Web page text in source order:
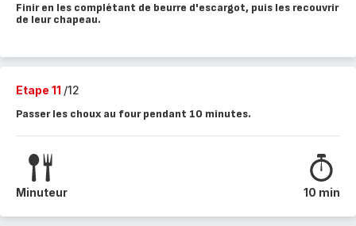
Finir en les complétant de beurre d'escargot, puis les recouvrir
de leur chapeau.
Etape 11 /12
Passer les choux au four pendant 10 minutes.
Minuteur 10 min